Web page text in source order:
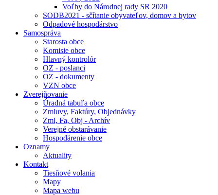
Voľby do Národnej rady SR 2020
SODB2021 - sčítanie obyvateľov, domov a bytov
Odpadové hospodárstvo
Samospráva
Starosta obce
Komisie obce
Hlavný kontrolór
OZ - poslanci
OZ - dokumenty
VZN obce
Zverejňovanie
Úradná tabuľa obce
Zmluvy, Faktúry, Objednávky
Zml, Fa, Obj - Archív
Verejné obstarávanie
Hospodárenie obce
Oznamy
Aktuality
Kontakt
Tiesňové volania
Mapy
Mapa webu